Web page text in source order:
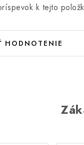
k tejto
HODNOTENIE